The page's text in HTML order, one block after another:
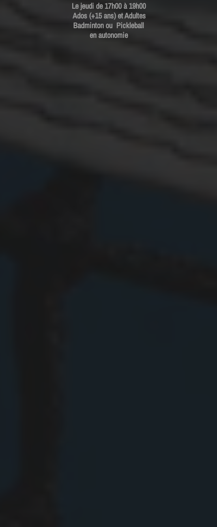
Le jeudi de 17h00 à 19h00
Ados (+15 ans) et Adultes
Badminton ou Pickleball
en autonomie